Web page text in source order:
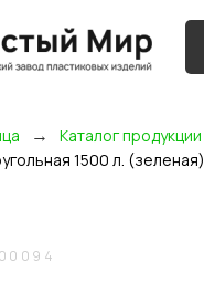
→ Каталог продукции
1500 л. (зеленая)